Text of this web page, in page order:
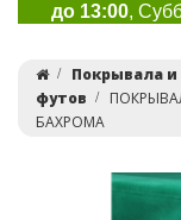
до 13:00,
Покрывала
футов
БАХРОМА